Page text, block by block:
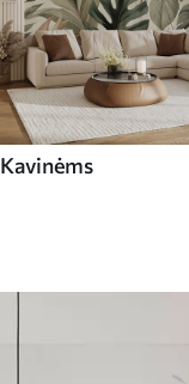
Kavinėms